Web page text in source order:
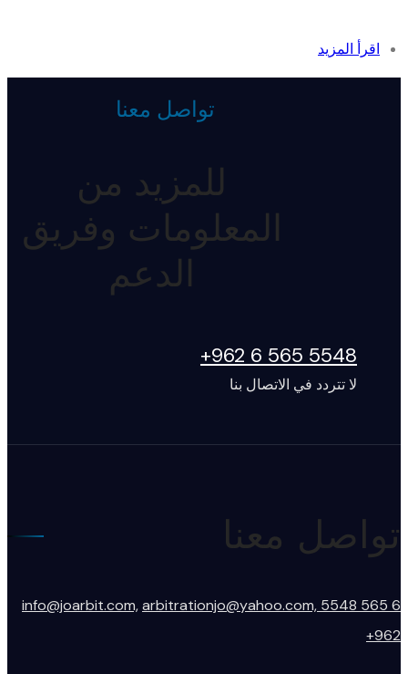
اقرأ المزيد
تواصل معنا
للمزيد من
المعلومات وفريق
الدعم
5548 565 6 962+
لا تتردد في الاتصال بنا
تواصل معنا
info@joarbit.com, arbitrationjo@yahoo.com, 5548 565 6
962+